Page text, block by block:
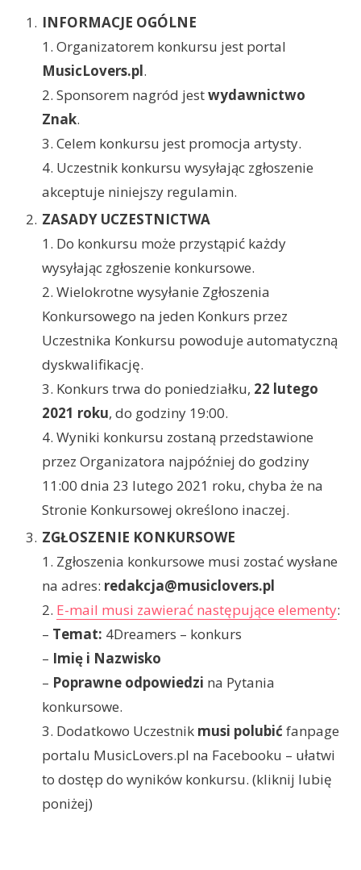
INFORMACJE OGÓLNE
1. Organizatorem konkursu jest portal
MusicLovers.pl.
2. Sponsorem nagród jestwydawnictwo
Znak.
3. Celem konkursu jest promocja artysty.
4. Uczestnik konkursu wysyłając zgłoszenie
akceptuje niniejszy regulamin.
ZASADY UCZESTNICTWA
1. Do konkursu może przystąpić każdy
wysyłając zgłoszenie konkursowe.
2. Wielokrotne wysyłanie Zgłoszenia
Konkursowego na jeden Konkurs przez
Uczestnika Konkursu powoduje automatyczną
dyskwalifikację.
3. Konkurs trwa do poniedziałku, 22 lutego
2021 roku, do godziny 19:00.
4. Wyniki konkursu zostaną przedstawione
przez Organizatora najpóźniej do godziny
11:00 dnia 23 lutego 2021 roku, chyba że na
Stronie Konkursowej określono inaczej.
ZGŁOSZENIE KONKURSOWE
1. Zgłoszenia konkursowe musi zostać wysłane
na adres: redakcja@musiclovers.pl
2. E-mail musi zawierać następujące elementy:
– Temat: 4Dreamers – konkurs
– Imię i Nazwisko
– Poprawne odpowiedzi na Pytania
konkursowe.
3. Dodatkowo Uczestnik musi polubić fanpage
portalu MusicLovers.pl na Facebooku – ułatwi
to dostęp do wyników konkursu. (kliknij lubię
poniżej)